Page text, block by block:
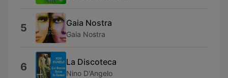
5 Gaia Nostra
Gaia Nostra
6 La Discoteca
Nino D'Angelo